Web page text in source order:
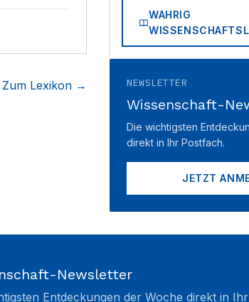
Zum Lexikon →
WAHRIG
NEWSLETTER
Wissenschaft-
Die wichtigsten
direkt in Ihr Postfach.
JETZT
Newsletter
Entdeckungen der Woche direkt in